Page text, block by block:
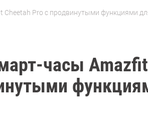
Pro с продвинутыми функциями
часы